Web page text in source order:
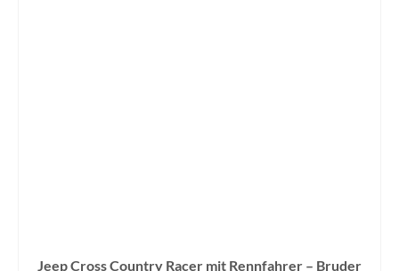
Jeep Cross Country Racer mit Rennfahrer – Bruder